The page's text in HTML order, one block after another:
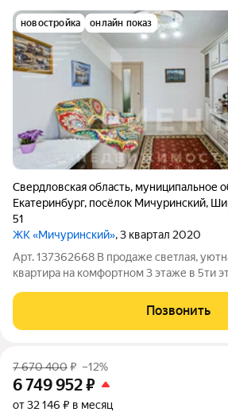
новостройка онлайн показ
Свердловская область, муниципальное
Екатеринбург, посёлок Мичуринский,
51
ЖК «Мичуринский», 3 квартал 2020
Арт. 137362668 В продаже светлая,
квартира на комфортном 3 этаже в 5ти
15 кв м Окна в квартире выходят на две
восток и юго-запад Просторная
Позвонить
7 670 400₽ –12%
6 749 952₽
от 32 146 ₽ в месяц